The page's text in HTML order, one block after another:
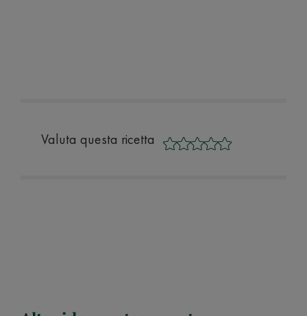
Valuta questa ricetta